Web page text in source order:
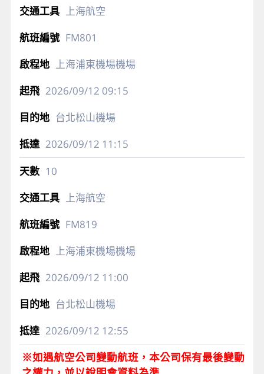
上海航空
FM801
上海浦東機場機場
2026/09/12 09:15
台北松山機場
2026/09/12 11:15
10
上海航空
FM819
上海浦東機場機場
2026/09/12 11:00
台北松山機場
2026/09/12 12:55
※如遇航空公司變動航班，本公司保有最後變動